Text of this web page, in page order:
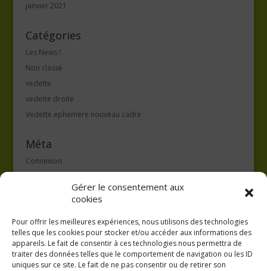
Gérer le consentement aux
cookies
Pour offrir les meilleures expériences, nous utilisons des technologies
telles que les cookies pour stocker et/ou accéder aux informations des
appareils. Le fait de consentir à ces technologies nous permettra de
traiter des données telles que le comportement de navigation ou les ID
uniques sur ce site. Le fait de ne pas consentir ou de retirer son
janvier 2021
Catégories
Les News !
Non classé
vedette
vedette droite
Vedette ephemere nouveau cadre
Méta
Connexion
Flux des commentaires